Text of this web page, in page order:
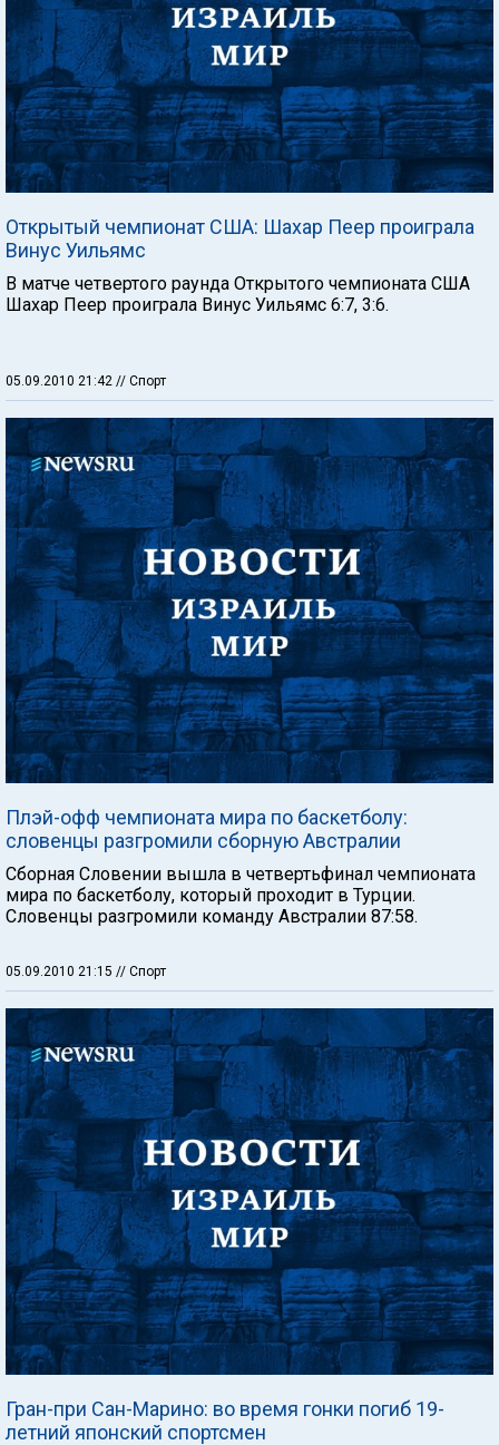
Открытый чемпионат США: Шахар Пеер проиграла
Винус Уильямс
В матче четвертого раунда Открытого чемпионата США
Шахар Пеер проиграла Винус Уильямс 6:7, 3:6.
05.09.2010 21:42 // Спорт
Плэй-офф чемпионата мира по баскетболу:
словенцы разгромили сборную Австралии
Сборная Словении вышла в четвертьфинал чемпионата
мира по баскетболу, который проходит в Турции.
Словенцы разгромили команду Австралии 87:58.
05.09.2010 21:15 // Спорт
Гран-при Сан-Марино: во время гонки погиб 19-
летний японский спортсмен